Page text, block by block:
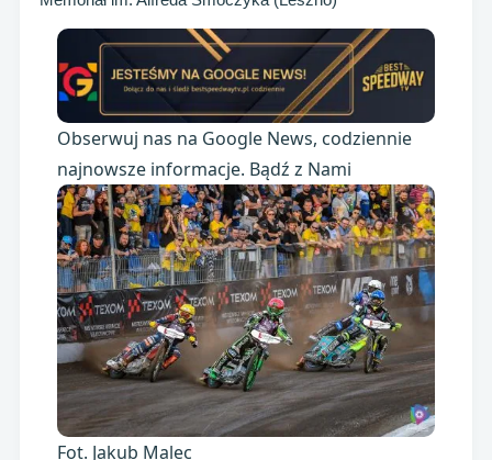
Obserwuj nas na Google News, codziennie
najnowsze informacje. Bądź z Nami
Fot. Jakub Malec